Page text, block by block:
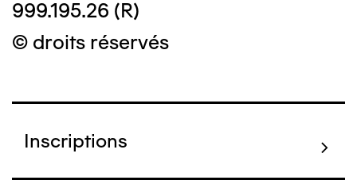
999.195.26 (R)
© droits réservés
Inscriptions